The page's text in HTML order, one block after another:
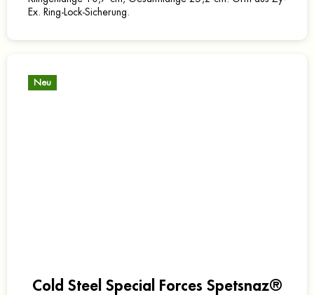
Ex. Ring-Lock-Sicherung.
Neu
Cold Steel Special Forces Spetsnaz®